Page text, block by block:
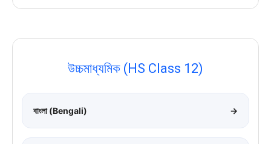
উচ্চমাধ্যমিক (HS Class 12)
বাংলা (Bengali) →